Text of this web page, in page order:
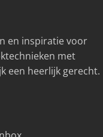
en inspiratie voor
met
een heerlijk gerecht.